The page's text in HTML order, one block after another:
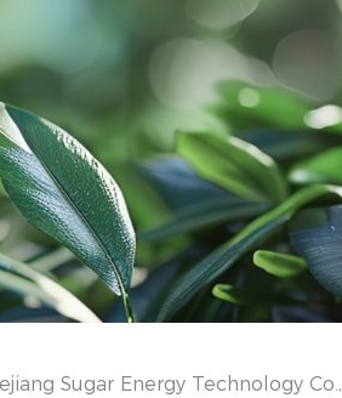
Sugar Energy Technology